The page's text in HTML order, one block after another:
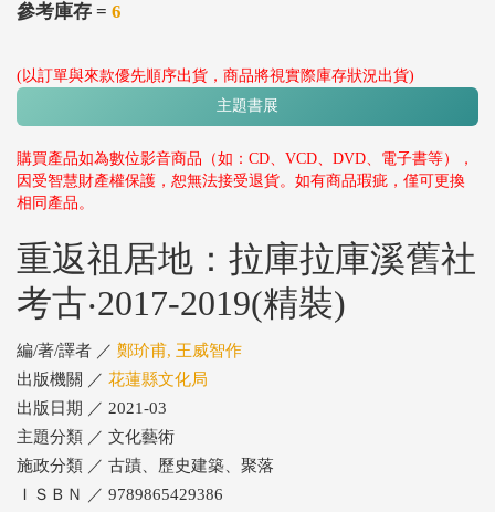
參考庫存 = 6
(以訂單與來款優先順序出貨，商品將視實際庫存狀況出貨)
主題書展
購買產品如為數位影音商品（如：CD、VCD、DVD、電子書等），
因受智慧財產權保護，恕無法接受退貨。如有商品瑕疵，僅可更換
相同產品。
重返祖居地：拉庫拉庫溪舊社
考古‧2017-2019(精裝)
編/著/譯者 ／ 鄭玠甫, 王威智作
出版機關 ／ 花蓮縣文化局
出版日期 ／ 2021-03
主題分類 ／ 文化藝術
施政分類 ／ 古蹟、歷史建築、聚落
ＩＳＢＮ ／ 9789865429386